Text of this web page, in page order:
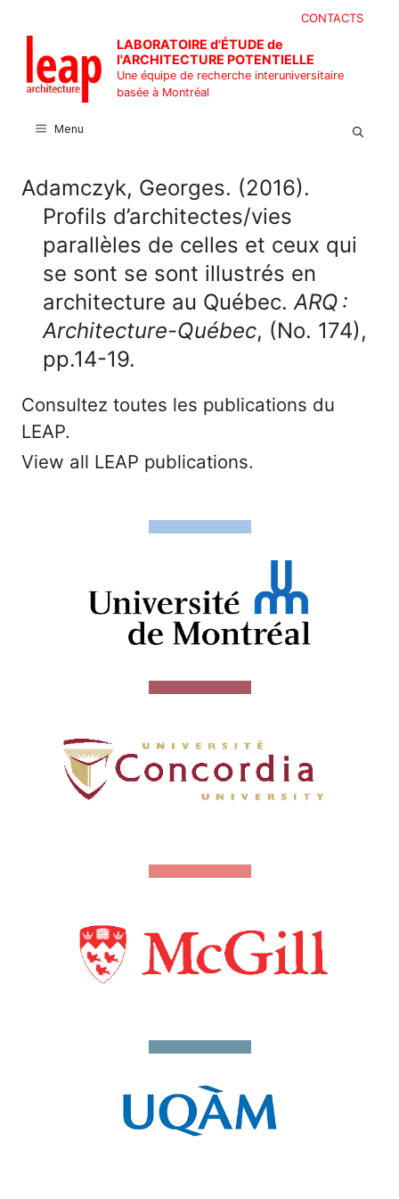
contenu
CONTACTS
LABORATOIRE d'ÉTUDE de
l'ARCHITECTURE POTENTIELLE
Une équipe de recherche interuniversitaire
basée à Montréal
Menu
Adamczyk, Georges. (2016).
Profils d’architectes/vies
parallèles de celles et ceux qui
se sont se sont illustrés en
architecture au Québec. ARQ :
Architecture-Québec, (No. 174),
pp.14-19.
Consultez toutes les publications du
LEAP.
View all LEAP publications.